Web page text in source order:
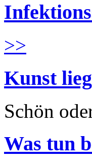
>>
Kunst
Schön
Was tun